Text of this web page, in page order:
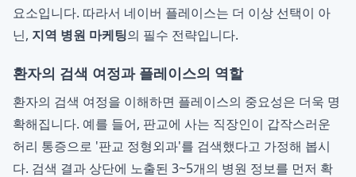
요소입니다. 따라서 네이버 플레이스는 더 이상 선택이 아
닌, 지역 병원 마케팅의 필수 전략입니다.
환자의 검색 여정과 플레이스의 역할
환자의 검색 여정을 이해하면 플레이스의 중요성은 더욱 명
확해집니다. 예를 들어, 판교에 사는 직장인이 갑작스러운
허리 통증으로 '판교 정형외과'를 검색했다고 가정해 봅시
다. 검색 결과 상단에 노출된 3~5개의 병원 정보를 먼저 확